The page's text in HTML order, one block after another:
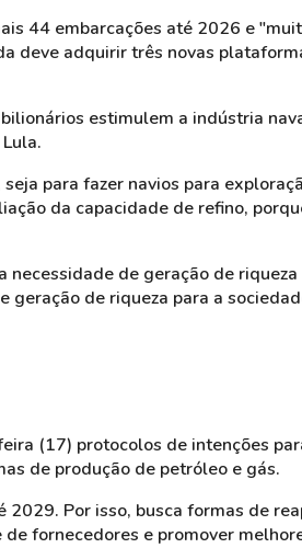
44 embarcações até 2026 e
deve adquirir três novas
estimulem a indústria
para fazer navios para
da capacidade de refino,
de geração de
geração de riqueza para a
(17) protocolos de intenções
de produção de petróleo e gás.
Por isso, busca formas de
fornecedores e promover